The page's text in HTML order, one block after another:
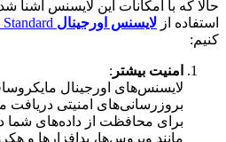
حالا که با امکانات این لایسنس آشنا
استفاده از لایسنس اورجینال
کنیم:
امنیت بیشتر :
لایسنس‌های اورجینال
بروزرسانی‌های امنیتی دریافت
برای محافظت از داده‌های شما
مانند ویروس‌ها، بدافزارها و